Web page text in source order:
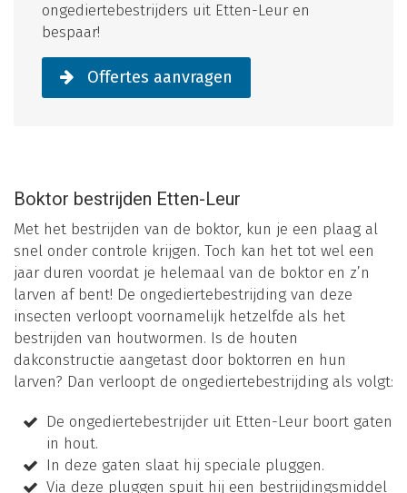
ongediertebestrijders uit Etten-Leur en
bespaar!
Offertes aanvragen
Boktor bestrijden Etten-Leur
Met het bestrijden van de boktor, kun je een plaag al
snel onder controle krijgen. Toch kan het tot wel een
jaar duren voordat je helemaal van de boktor en z’n
larven af bent! De ongediertebestrijding van deze
insecten verloopt voornamelijk hetzelfde als het
bestrijden van houtwormen. Is de houten
dakconstructie aangetast door boktorren en hun
larven? Dan verloopt de ongediertebestrijding als volgt:
De ongediertebestrijder uit Etten-Leur boort gaten
in hout.
In deze gaten slaat hij speciale pluggen.
Via deze pluggen spuit hij een bestrijdingsmiddel